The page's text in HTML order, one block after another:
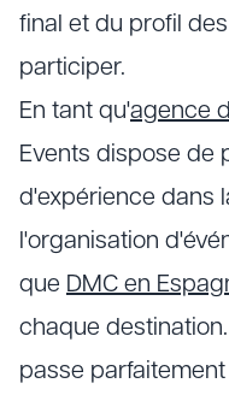
final et du profil
participer.
En tant qu'agence
Events dispose de
d'expérience dans
l'organisation
que DMC en
chaque
passe